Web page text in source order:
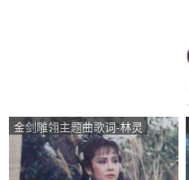
金剑雕翎主题曲歌词-林灵